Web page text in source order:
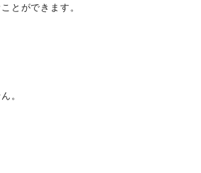
とができます。
。